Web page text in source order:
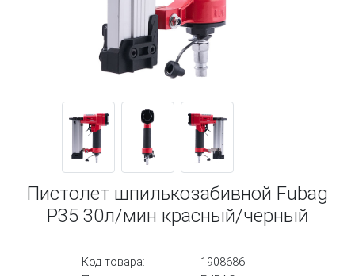
Пистолет шпилькозабивной Fubag
P35 30л/мин красный/черный
Код товара:
1908686